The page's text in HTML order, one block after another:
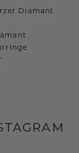
Diamant